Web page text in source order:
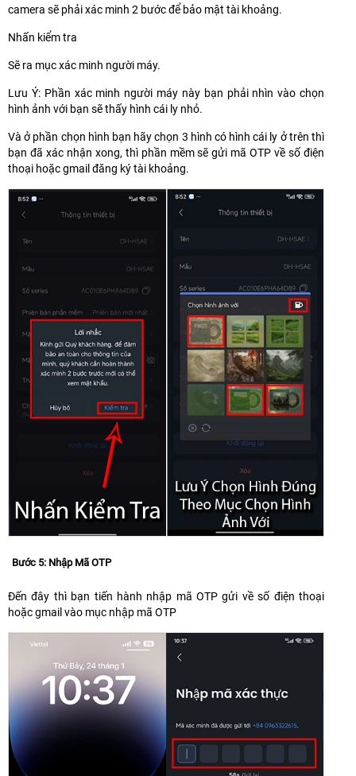
camera sẽ phải xác minh 2 bước để bảo mật tài khoảng.
Nhấn kiểm tra
Sẽ ra mục xác minh người máy.
Lưu Ý: Phần xác minh người máy này bạn phải nhìn vào chọn
hình ảnh với bạn sẽ thấy hình cái ly nhỏ.
Và ở phần chọn hình bạn hãy chọn 3 hình có hình cái ly ở trên thì
bạn đã xác nhận xong, thì phần mềm sẽ gửi mã OTP về số điện
thoại hoặc gmail đăng ký tài khoảng.
Bước 5: Nhập Mã OTP
Đến đây thì bạn tiến hành nhập mã OTP gửi về số điện thoại
hoặc gmail vào mục nhập mã OTP